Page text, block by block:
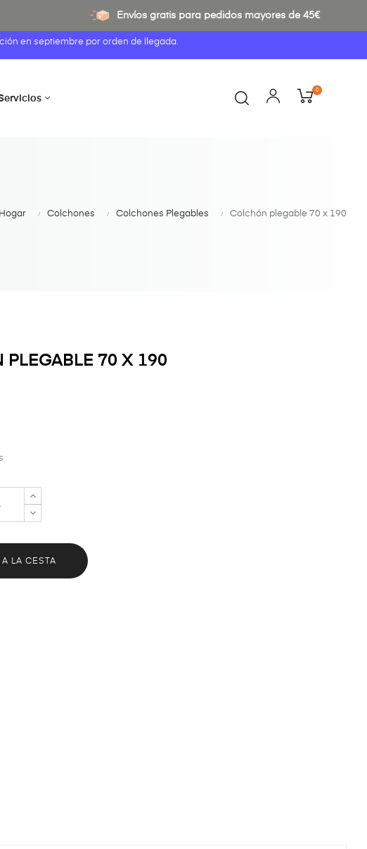
Envíos gratis para pedidos mayores de 45€
en septiembre por orden de llegada.
0
Hogar Colchones Colchones Plegables Colchón plegable 70 x 190
PLEGABLE 70 X 190
LA CESTA